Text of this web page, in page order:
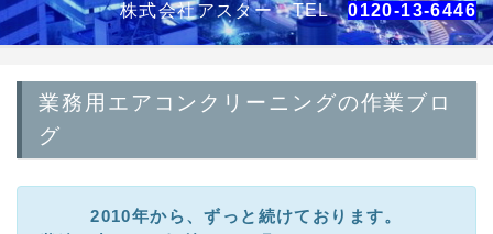
株式会社アスター TEL0120-13-6446
業務用エアコンクリーニングの作業ブロ
グ
2010年から、ずっと続けております。